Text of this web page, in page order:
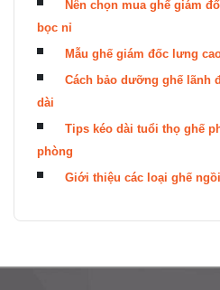
Nên chọn mua ghế giám
bọc nỉ
Mẫu ghế giám đốc lưng
Cách bảo dưỡng ghế lãnh
dài
Tips kéo dài tuổi thọ ghế
phòng
Giới thiệu các loại ghế